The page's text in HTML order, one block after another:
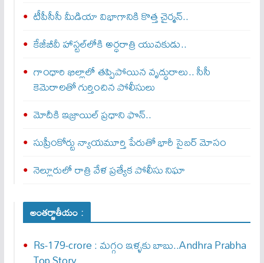
టీపీసీసీ మీడియా విభాగానికి కొత్త చైర్మన్..
కేజీబీవీ హాస్టల్‌లోకి అర్ధరాత్రి యువకుడు..
గాంధారి ఖిల్లాలో తప్పిపోయిన వృద్ధురాలు.. సీసీ
కెమెరాలతో గుర్తించిన పోలీసులు
మోదీకి ఇజ్రాయిల్ ప్ర‌ధాని ఫొన్..
సుప్రీంకోర్టు న్యాయమూర్తి పేరుతో భారీ సైబర్ మోసం
నెల్లూరులో రాత్రి వేళ ప్రత్యేక పోలీసు నిఘా
అంతర్జాతీయం :
Rs-179-crore : మ‌గ్గం ఇళ్ళ‌కు బాబు..Andhra Prabha